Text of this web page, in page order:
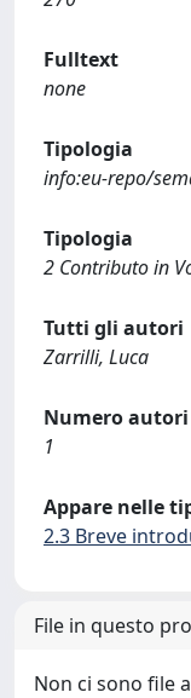
Fulltext
none
Tipologia
info:eu-repo/
Tipologia
2 Contributo in
Tutti gli autori
Zarrilli, Luca
Numero autori
1
Appare nelle
2.3 Breve
File in questo
Non ci sono file